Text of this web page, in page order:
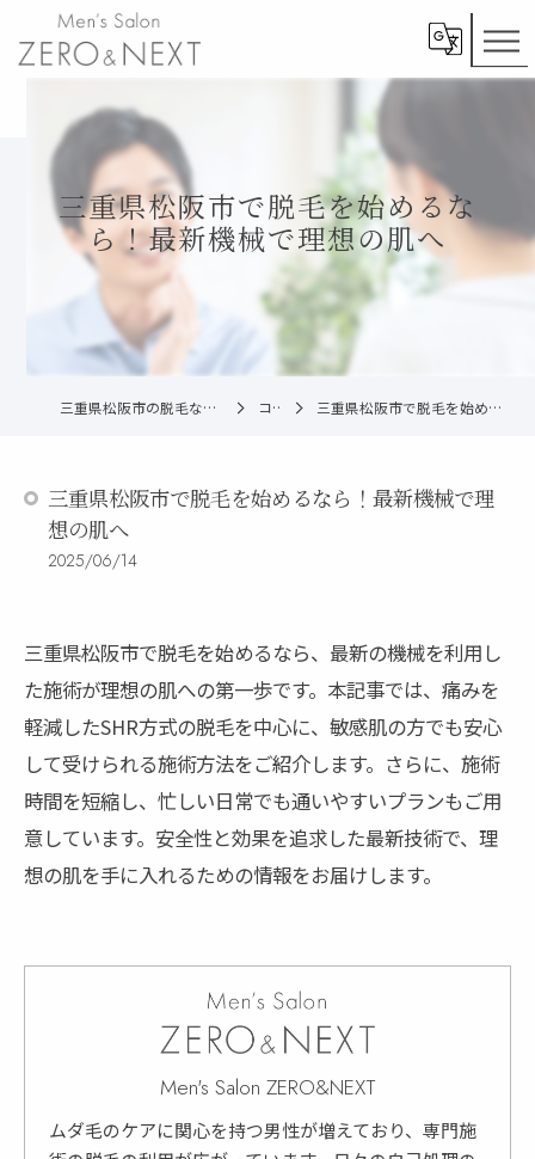
三重県松阪市で脱毛を始めるな
ら！最新機械で理想の肌へ
三重県松阪市の脱毛ならメンズ脱毛ZERO松阪店 コラム 三重県松阪市で脱毛を始めるなら！最新機械で理想の肌へ
三重県松阪市で脱毛を始めるなら！最新機械で理
想の肌へ
2025/06/14
三重県松阪市で脱毛を始めるなら、最新の機械を利用し
た施術が理想の肌への第一歩です。本記事では、痛みを
軽減したSHR方式の脱毛を中心に、敏感肌の方でも安心
して受けられる施術方法をご紹介します。さらに、施術
時間を短縮し、忙しい日常でも通いやすいプランもご用
意しています。安全性と効果を追求した最新技術で、理
想の肌を手に入れるための情報をお届けします。
Men's Salon ZERO&NEXT
ムダ毛のケアに関心を持つ男性が増えており、専門施